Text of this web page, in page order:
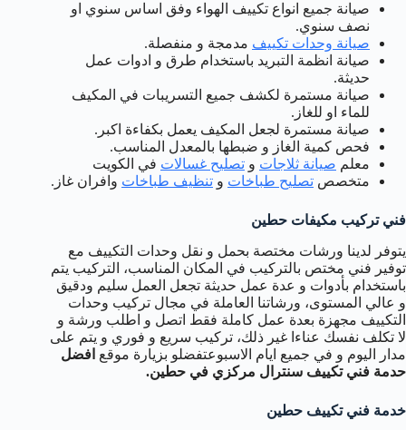
صيانة جميع انواع تكييف الهواء وفق اساس سنوي او
نصف سنوي.
صيانة وحدات تكييف مدمجة و منفصلة.
صيانة انظمة التبريد باستخدام طرق و ادوات عمل
حديثة.
صيانة مستمرة لكشف جميع التسريبات في المكيف
للماء او للغاز.
صيانة مستمرة لجعل المكيف يعمل بكفاءة اكبر.
فحص كمية الغاز و ضبطها بالمعدل المناسب.
معلم صيانة ثلاجات و تصليح غسالات في الكويت
متخصص تصليح طباخات و تنظيف طباخات وافران غاز.
فني تركيب مكيفات حطين
يتوفر لدينا ورشات مختصة بحمل و نقل وحدات التكييف مع
توفير فني مختص بالتركيب في المكان المناسب، التركيب يتم
باستخدام بأدوات و عدة عمل حديثة تجعل العمل سليم ودقيق
و عالي المستوى، ورشاتنا العاملة في مجال تركيب وحدات
التكييف مجهزة بعدة عمل كاملة فقط اتصل و اطلب ورشة و
لا تكلف نفسك عناءا غير ذلك، تركيب سريع و فوري و يتم على
مدار اليوم و في جميع ايام الاسبوعتفضلو بزيارة موقع افضل
حدمة فني تكييف سنترال مركزي في حطين.
خدمة فني تكييف حطين